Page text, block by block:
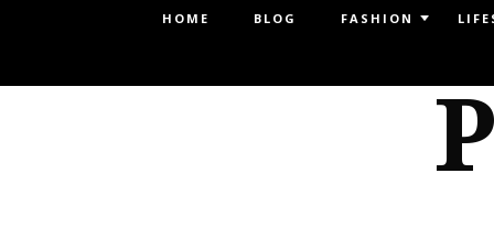
HOME BLOG FASHION